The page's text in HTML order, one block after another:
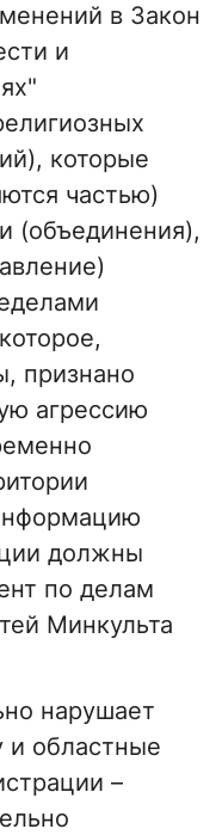
в Закон
и
которые
частью)
(объединения),
признано
агрессию
должны
по делам
Минкульта
нарушает
и областные
–